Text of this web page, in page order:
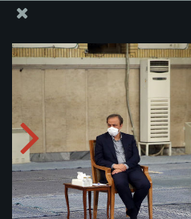
Встреча с членами штаба